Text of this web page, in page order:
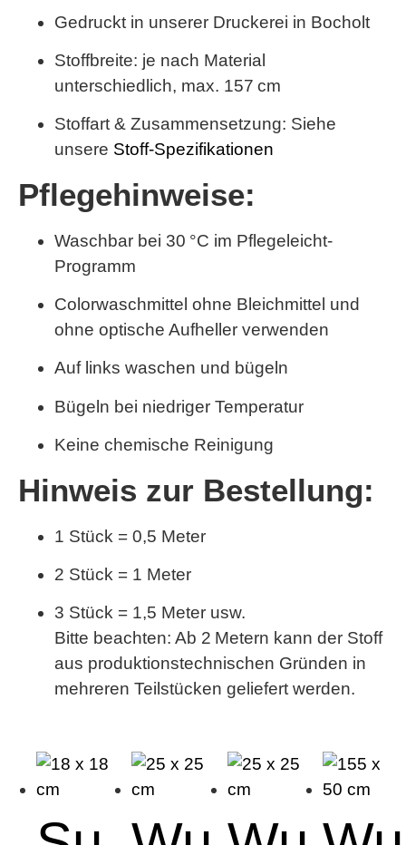
Gedruckt in unserer Druckerei in Bocholt
Stoffbreite: je nach Material
unterschiedlich, max. 157 cm
Stoffart & Zusammensetzung: Siehe
unsere Stoff-Spezifikationen
Pflegehinweise:
Waschbar bei 30 °C im Pflegeleicht-
Programm
Colorwaschmittel ohne Bleichmittel und
ohne optische Aufheller verwenden
Auf links waschen und bügeln
Bügeln bei niedriger Temperatur
Keine chemische Reinigung
Hinweis zur Bestellung:
1 Stück = 0,5 Meter
2 Stück = 1 Meter
3 Stück = 1,5 Meter usw.
Bitte beachten: Ab 2 Metern kann der Stoff
aus produktionstechnischen Gründen in
mehreren Teilstücken geliefert werden.